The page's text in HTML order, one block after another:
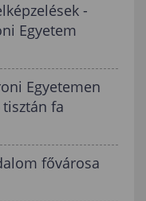
-
Egyetem
Egyetemen
fa
fővárosa